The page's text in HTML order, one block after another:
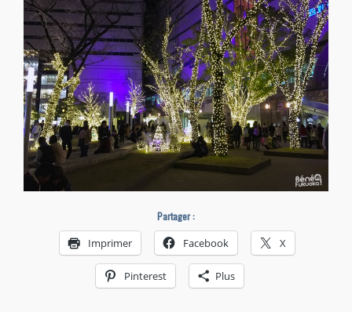
Partager :
Imprimer Facebook X
Pinterest Plus